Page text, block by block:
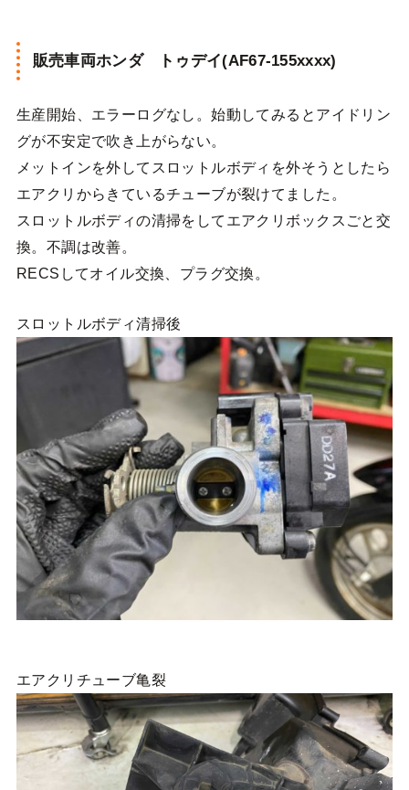
販売車両ホンダ トゥデイ(AF67-155xxxx)
生産開始、エラーログなし。始動してみるとアイドリン
グが不安定で吹き上がらない。
メットインを外してスロットルボディを外そうとしたら
エアクリからきているチューブが裂けてました。
スロットルボディの清掃をしてエアクリボックスごと交
換。不調は改善。
RECSしてオイル交換、プラグ交換。
スロットルボディ清掃後
エアクリチューブ亀裂